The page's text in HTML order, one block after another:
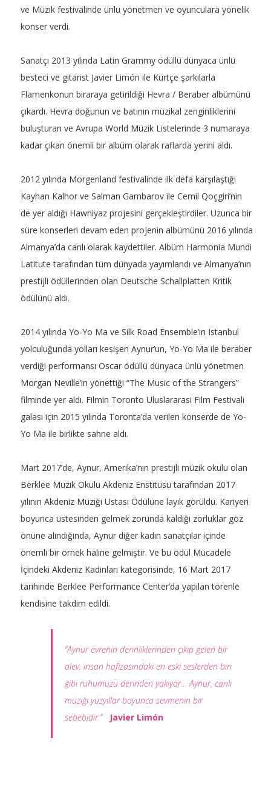
ve Müzik festivalinde ünlü yönetmen ve oyunculara yönelik
konser verdi.
Sanatçı 2013 yılında Latin Grammy ödüllü dünyaca ünlü
besteci ve gitarist Javier Limón ile Kürtçe şarkılarla
Flamenkonun biraraya getirildiği Hevra / Beraber albümünü
çıkardı. Hevra doğunun ve batının müzikal zenginliklerini
buluşturan ve Avrupa World Müzik Listelerinde 3 numaraya
kadar çıkan önemli bir albüm olarak raflarda yerini aldı.
2012 yılında Morgenland festivalinde ilk defa karşılaştığı
Kayhan Kalhor ve Salman Gambarov ile Cemil Qoçgiri’nin
de yer aldığı Hawniyaz projesini gerçekleştirdiler. Uzunca bir
süre konserleri devam eden projenin albümünü 2016 yılında
Almanya’da canlı olarak kaydettiler. Albüm Harmonia Mundi
Latitute tarafından tüm dünyada yayımlandı ve Almanya’nın
prestijli ödüllerinden olan Deutsche Schallplatten Kritik
ödülünü aldı.
2014 yılında Yo-Yo Ma ve Silk Road Ensemble’ın Istanbul
yolculuğunda yolları kesişen Aynur’un, Yo-Yo Ma ile beraber
verdiği performansı Oscar ödüllü dünyaca ünlü yönetmen
Morgan Neville’in yönettiği “The Music of the Strangers”
filminde yer aldı. Filmin Toronto Uluslararasi Film Festivali
galası için 2015 yılında Toronta’da verilen konserde de Yo-
Yo Ma ile birlikte sahne aldı.
Mart 2017’de, Aynur, Amerika’nın prestijli müzik okulu olan
Berklee Müzik Okulu Akdeniz Enstitüsü tarafından 2017
yılının Akdeniz Müziği Ustası Ödülüne layık görüldü. Kariyeri
boyunca üstesinden gelmek zorunda kaldığı zorluklar göz
önüne alındığında, Aynur diğer kadın sanatçılar içinde
önemli bir örnek haline gelmiştir. Ve bu ödül Mücadele
İçindeki Akdeniz Kadınları kategorisinde, 16 Mart 2017
tarihinde Berklee Performance Center’da yapılan törenle
kendisine takdim edildi.
“Aynur evrenin derinliklerinden çıkıp gelen bir
alev, insan hafızasındaki en eski seslerden biri
gibi ruhumuzu derinden yakıyor… Aynur, canlı
müziği yüzyıllar boyunca sevmenin bir
sebebidir.”
Javier Limón